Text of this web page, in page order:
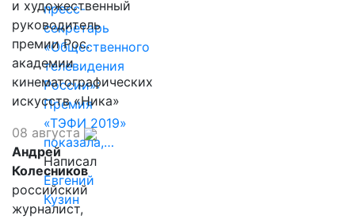
пресс-
секретарь
«Общественного
телевидения
России»:
Премия
«ТЭФИ 2019»
показала,…
Написал
Евгений
Кузин
и художественный
руководитель
премии Рос.
академии
кинематографических
искусств «Ника»
08 августа
Андрей
Колесников
российский
журналист,